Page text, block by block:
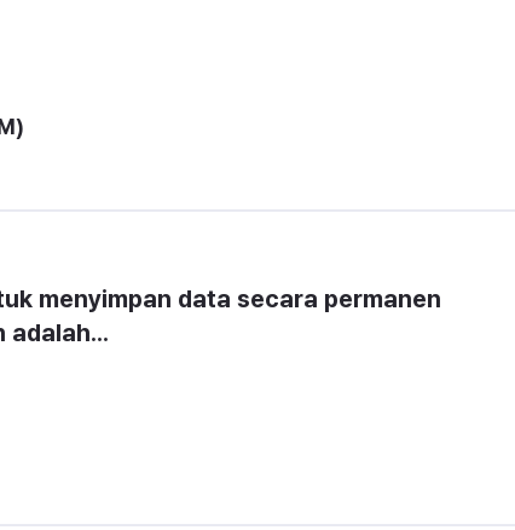
menyimpan data secara permanen
adalah...